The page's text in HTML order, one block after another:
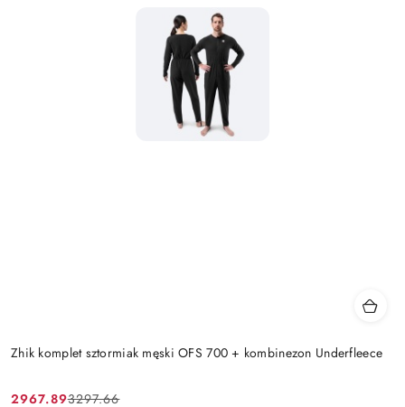
Zhik komplet sztormiak męski OFS 700 + kombinezon Underfleece
2967.893297.66